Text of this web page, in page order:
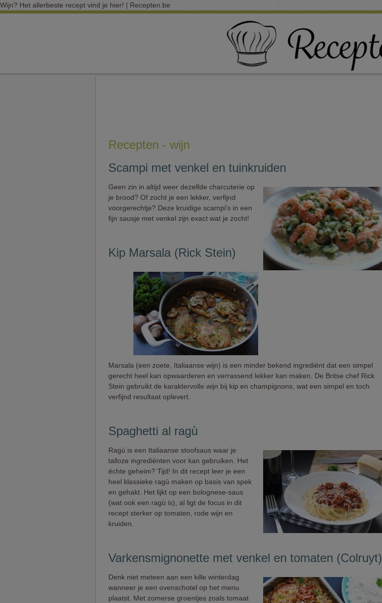
Wijn? Het allerbeste recept vind je hier! | Recepten.be
Recepten - wijn
Scampi met venkel en tuinkruiden
Geen zin in altijd weer dezelfde charcuterie op
je brood? Of zocht je een lekker, verfijnd
voorgerechtje? Deze kruidige scampi's in een
fijn sausje met venkel zijn exact wat je zocht!
Kip Marsala (Rick Stein)
Marsala (een zoete, Italiaanse wijn) is een minder bekend ingrediënt dat een simpel
gerecht heel kan opwaarderen en verrassend lekker kan maken. De Britse chef Rick
Stein gebruikt de karaktervolle wijn bij kip en champignons, wat een simpel en toch
verfijnd resultaat oplevert.
Spaghetti al ragù
Ragù is een Italiaanse stoofsaus waar je
talloze ingrediënten voor kan gebruiken. Het
échte geheim? Tijd! In dit recept leer je een
heel klassieke ragù maken op basis van spek
en gehakt. Het lijkt op een bolognese-saus
(wat ook een ragù is), al ligt de focus in dit
recept sterker op tomaten, rode wijn en
kruiden.
Varkensmignonette met venkel en tomaten (Colruyt)
Denk niet meteen aan een kille winterdag
wanneer je een ovenschotel op het menu
plaatst. Met zomerse groentjes zoals tomaat